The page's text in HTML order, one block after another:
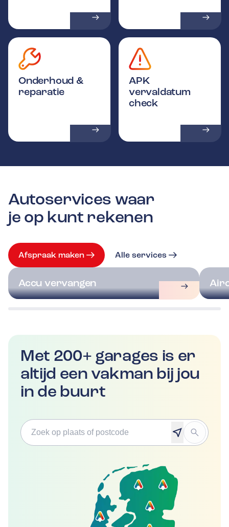
Onderhoud &
reparatie
APK
vervaldatum
check
Autoservices waar
je op kunt rekenen
Afspraak maken Alle services
Accu vervangen
Met 200+ garages is er
altijd een vakman bij jou
in de buurt